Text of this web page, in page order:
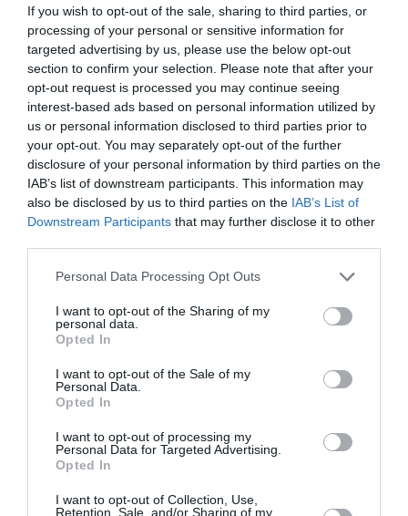
If you wish to opt-out of the sale, sharing to third parties, or
processing of your personal or sensitive information for
targeted advertising by us, please use the below opt-out
section to confirm your selection. Please note that after your
opt-out request is processed you may continue seeing
interest-based ads based on personal information utilized by
us or personal information disclosed to third parties prior to
your opt-out. You may separately opt-out of the further
disclosure of your personal information by third parties on the
IAB’s list of downstream participants. This information may
also be disclosed by us to third parties on the IAB’s List of
Downstream Participants that may further disclose it to other
Personal Data Processing Opt Outs
I want to opt-out of the Sharing of my
personal data.
Opted In
I want to opt-out of the Sale of my
Personal Data.
Opted In
I want to opt-out of processing my
Personal Data for Targeted Advertising.
Opted In
I want to opt-out of Collection, Use,
Retention, Sale, and/or Sharing of my
Διακεκριμένη ζώνη: 30€ / Μειωμένο: 25€ | Α’ ζώνη: 25€
/ Μειωμένο: 20€ | Β’ ζώνη: 20€ / Μειωμένο: 15€ | Γ’
ζώνη: 15€ / Μειωμένο: 10€
Πληροφορίες / Κρατήσεις:
Τηλ: 2109213310 |theatroilisia.gr
Ακολουθήστε το Culturenow.gr στο Google News
μάθετε πρώτοι όλες τις ειδήσεις
Δείτε όλα τατελευταία νέαγια την Τέχνη και τον
Πολιτισμό στοCulturenow.gr
Νέοι Διαγωνισμοί
Tags
ΑΜΑΛΙΑ ΜΠΕΝΕΤ
ΘΕΑΤΡΙΚΕΣ ΠΑΡΑΣΤΑΣΕΙΣ 2021 - 2022
ΘΕΑΤΡΟ ΙΛΙΣΙΑ - ΒΟΛΑΝΑΚΗΣ
ΜΑΡΙΑ ΤΣΙΜΑ
ΜΟΥΣΙΚΟΘΕΑΤΡΙΚΕΣ ΠΑΡΑΣΤΑΣΕΙΣ